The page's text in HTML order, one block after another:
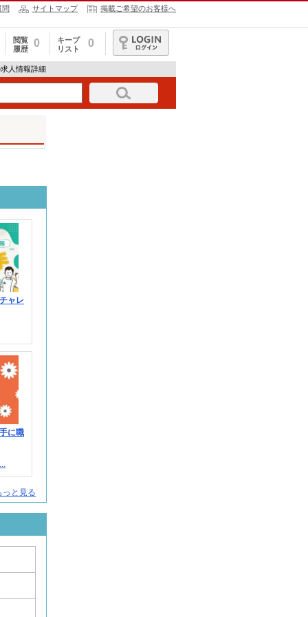
問 サイトマップ 掲載ご希望のお客様へ
閲覧
履歴
0
キープ
リスト
0
ログイン
人情報詳細
ャレ
に職
と見る